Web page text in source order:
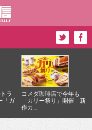
ラ
「ガ
コメダ珈琲店で今年も
「カリー祭り」開催 新
作カ...